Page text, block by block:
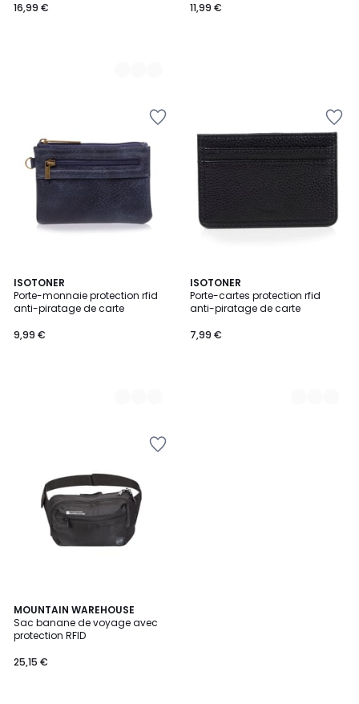
16,99 €
11,99 €
ISOTONER
Porte-monnaie protection rfid
anti-piratage de carte
9,99 €
2
Couleurs
ISOTONER
Porte-cartes protection rfid
anti-piratage de carte
7,99 €
3
Couleurs
MOUNTAIN WAREHOUSE
Sac banane de voyage avec
protection RFID
25,15 €